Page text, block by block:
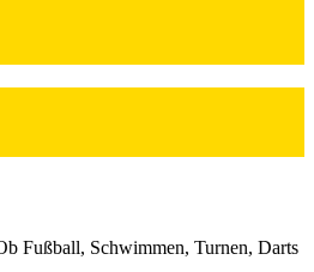
Fußball, Schwimmen, Turnen, Darts